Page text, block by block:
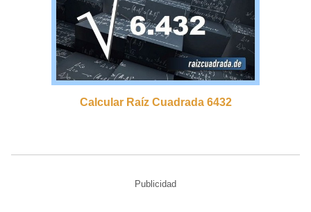
Calcular Raíz Cuadrada 6432
Publicidad